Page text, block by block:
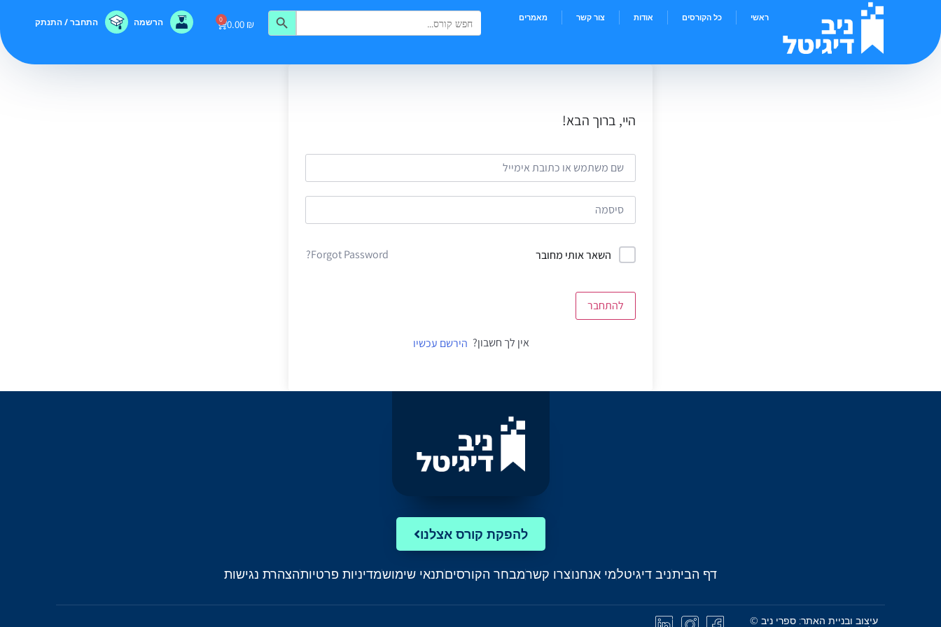
ראשי כל הקורסים אודות צור קשר מאמרים Search
for:
Search Button
0.00 ₪
0 הרשמה התחבר / התנתק
היי, ברוך הבא!
השאר אותי מחובר Forgot Password?
להתחבר
אין לך חשבון? הירשם עכשיו
להפקת קורס אצלנו
דף הביתניב דיגיטלמי אנחנוצרו קשרמבחר הקורסיםתנאי שימושמדיניות פרטיותהצהרת נגישות
עיצוב ובניית האתר: ספרי ניב ©